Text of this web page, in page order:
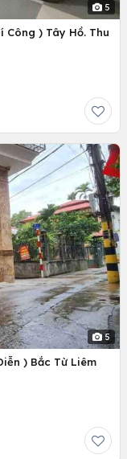
5
Công ) Tây Hồ. Thu
5
) Bắc Từ Liêm